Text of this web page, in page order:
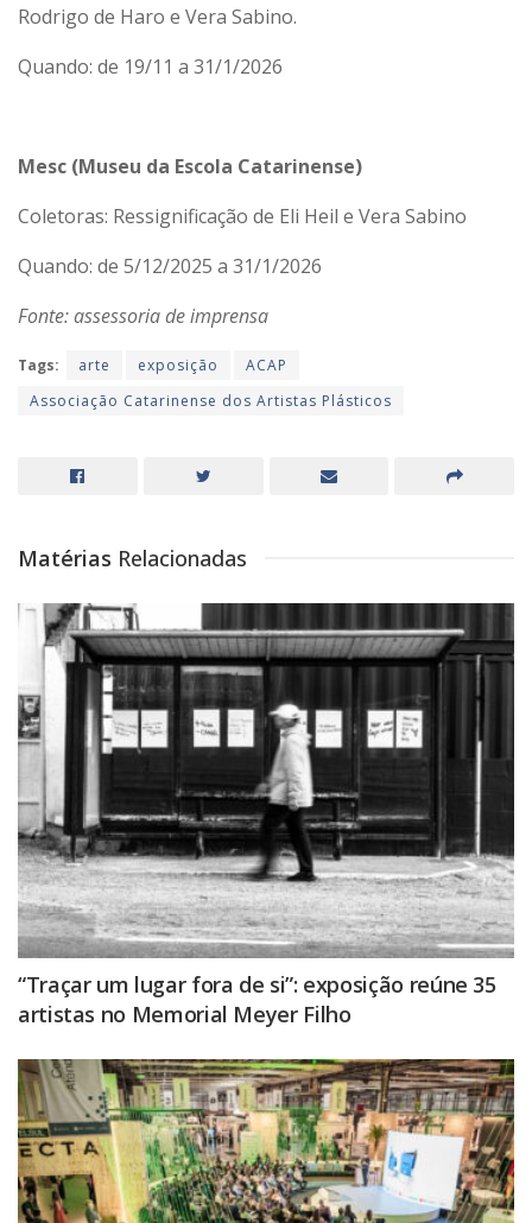
Rodrigo de Haro e Vera Sabino.
Quando: de 19/11 a 31/1/2026
Mesc (Museu da Escola Catarinense)
Coletoras: Ressignificação de Eli Heil e Vera Sabino
Quando: de 5/12/2025 a 31/1/2026
Fonte: assessoria de imprensa
Tags: arte exposição
ACAP
Associação Catarinense dos Artistas Plásticos
Matérias Relacionadas
“Traçar um lugar fora de si”: exposição reúne 35
artistas no Memorial Meyer Filho